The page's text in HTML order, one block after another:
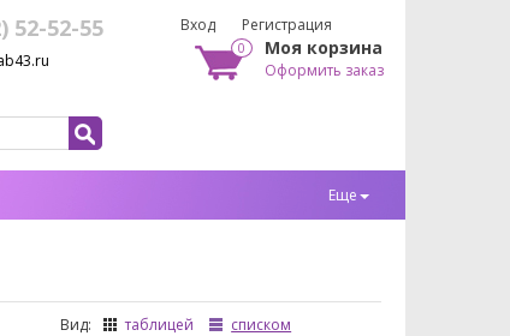
52-52-55 Вход Регистрация
0 Моя корзина
Оформить заказ
Еще
Вид: таблицей списком